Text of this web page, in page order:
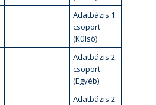
Adatbázis 1.
csoport
(Külső)
Adatbázis 2.
csoport
(Egyéb)
Adatbázis 2.